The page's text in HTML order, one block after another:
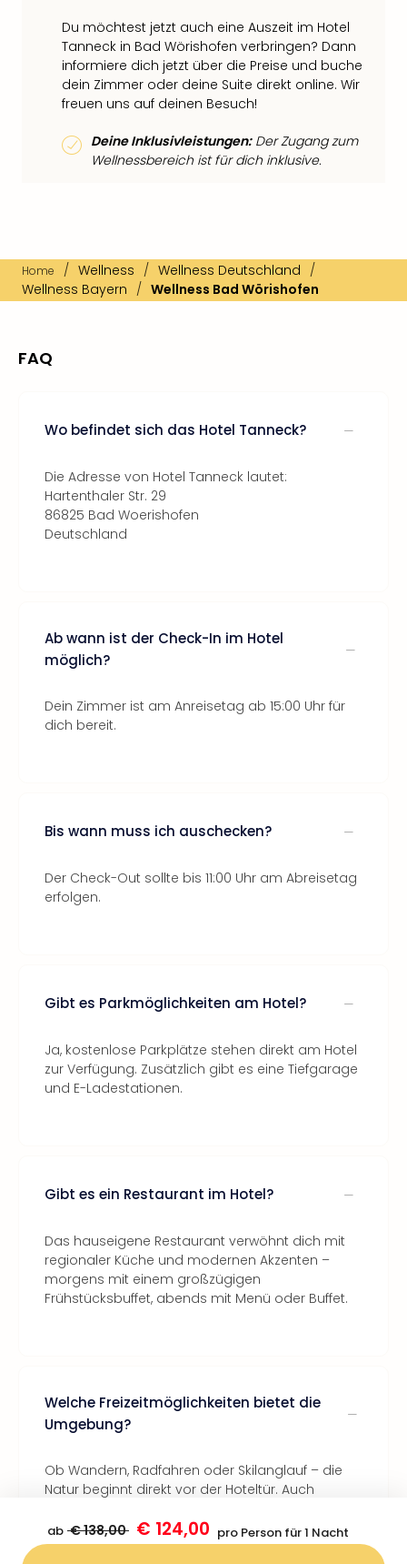
Du möchtest jetzt auch eine Auszeit im Hotel
Tanneck in Bad Wörishofen verbringen? Dann
informiere dich jetzt über die Preise und buche
dein Zimmer oder deine Suite direkt online. Wir
freuen uns auf deinen Besuch!
Deine Inklusivleistungen:Der Zugang zum
Wellnessbereich ist für dich inklusive.
Home / Wellness / Wellness Deutschland /
Wellness Bayern / Wellness Bad Wörishofen
FAQ
Wo befindet sich das Hotel Tanneck?
Die Adresse von Hotel Tanneck lautet:
Hartenthaler Str. 29
86825 Bad Woerishofen
Deutschland
Ab wann ist der Check-In im Hotel
möglich?
Dein Zimmer ist am Anreisetag ab 15:00 Uhr für
dich bereit.
Bis wann muss ich auschecken?
Der Check-Out sollte bis 11:00 Uhr am Abreisetag
erfolgen.
Gibt es Parkmöglichkeiten am Hotel?
Ja, kostenlose Parkplätze stehen direkt am Hotel
zur Verfügung. Zusätzlich gibt es eine Tiefgarage
und E-Ladestationen.
Gibt es ein Restaurant im Hotel?
Das hauseigene Restaurant verwöhnt dich mit
regionaler Küche und modernen Akzenten –
morgens mit einem großzügigen
Frühstücksbuffet, abends mit Menü oder Buffet.
Welche Freizeitmöglichkeiten bietet die
Umgebung?
Ob Wandern, Radfahren oder Skilanglauf – die
Natur beginnt direkt vor der Hoteltür. Auch
Oberstdorf sind bequem möglich.
ab € 138,00 € 124,00 pro Person für 1 Nacht